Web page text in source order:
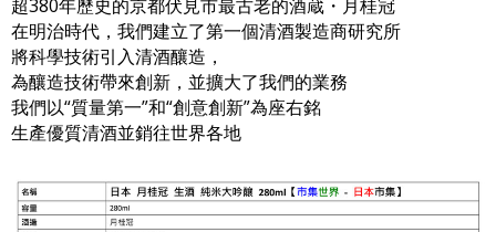
超380年歷史的京都伏見市最古老的酒蔵・月桂冠
在明治時代，我們建立了第一個清酒製造商研究所
將科學技術引入清酒釀造，
為釀造技術帶來創新，並擴大了我們的業務
我們以“質量第一”和“創意創新”為座右銘
生產優質清酒並銷往世界各地